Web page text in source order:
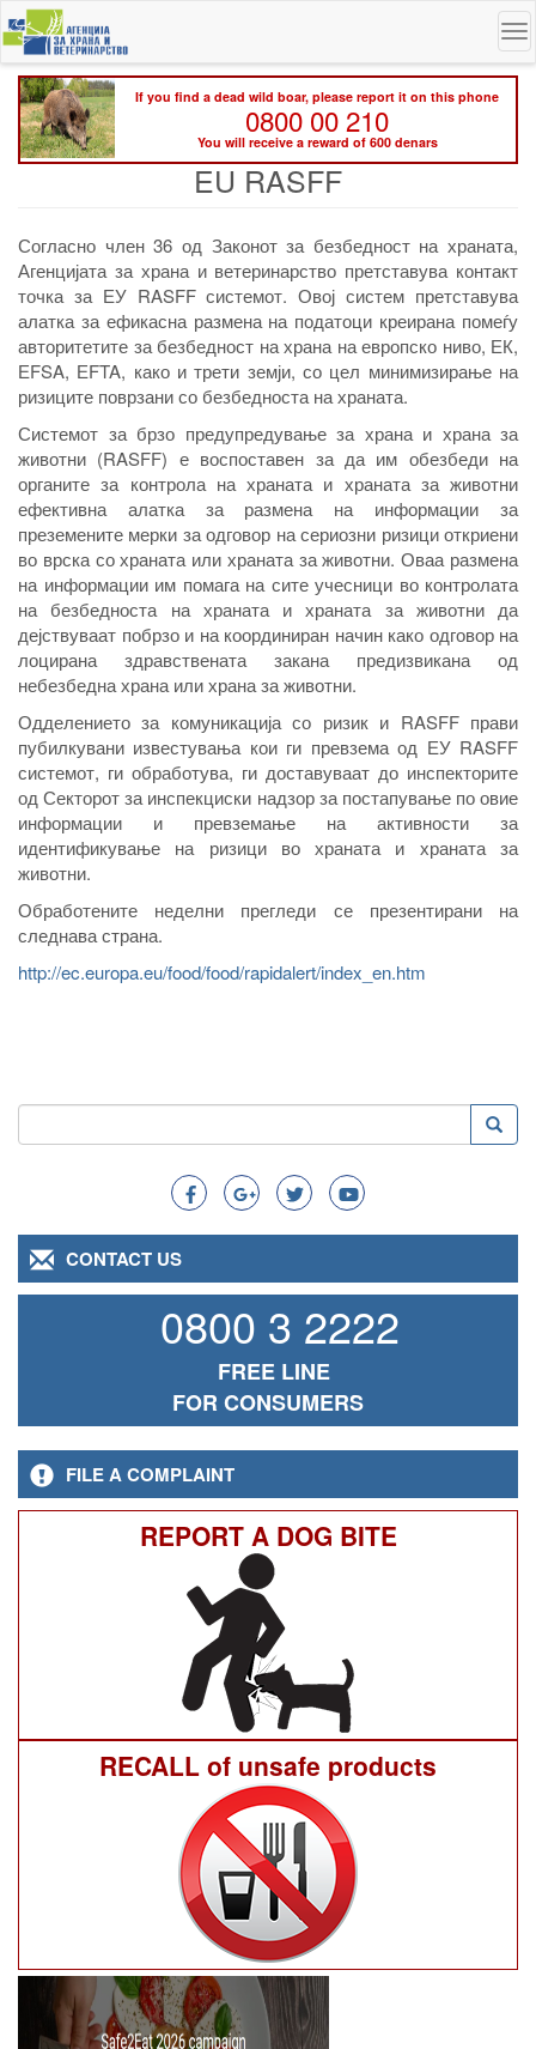
Skip
to
main
content
If you find a dead wild boar, please report it on this phone
0800 00 210
You will receive a reward of 600 denars
EU RASFF
Согласно член 36 од Законот за безбедност на храната,
Агенцијата за храна и ветеринарство претставува контакт
точка за ЕУ RASFF системот. Овој систем претставува
алатка за ефикасна размена на податоци креирана помеѓу
авторитетите за безбедност на храна на европско ниво, ЕК,
ЕFSA, ЕFTA, како и трети земји, со цел минимизирање на
ризиците поврзани со безбедноста на храната.
Системот за брзо предупредување за храна и храна за
животни (RASFF) е воспоставен за да им обезбеди на
органите за контрола на храната и храната за животни
ефективна алатка за размена на информации за
преземените мерки за одговор на сериозни ризици откриени
во врска со храната или храната за животни. Оваа размена
на информации им помага на сите учесници во контролата
на безбедноста на храната и храната за животни да
дејствуваат побрзо и на координиран начин како одговор на
лоцирана здравствената закана предизвикана од
небезбедна храна или храна за животни.
Одделението за комуникација со ризик и RASFF прави
пубилкувани известувања кои ги превзема од ЕУ RASFF
системот, ги обработува, ги доставуваат до инспекторите
од Секторот за инспекциски надзор за постапување по овие
информации и превземање на активности за
идентификување на ризици во храната и храната за
животни.
Обработените неделни прегледи се презентирани на
следнава страна.
http://ec.europa.eu/food/food/rapidalert/index_en.htm
Search
Search
CONTACT US
0800 3 2222
FREE LINE
FOR CONSUMERS
FILE A COMPLAINT
REPORT A DOG BITE
RECALL of unsafe products